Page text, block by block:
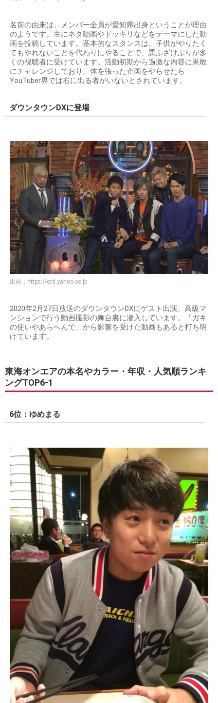
名前の由来は、メンバー全員が愛知県出身ということが理由
のようです。主にネタ動画やドッキリなどをテーマにした動
画を投稿しています。基本的なスタンスは、子供がやりたく
てもやれないことを代わりにやることで、悪ふざけぶりが多
くの視聴者に受けています。活動初期から過激な内容に果敢
にチャレンジしており、体を張った企画をやらせたら
YouTuber界では右に出る者がいないとされています。
ダウンタウンDXに登場
出典： https://ord.yahoo.co.jp
2020年2月27日放送のダウンタウンDXにゲスト出演、高級マ
ンションで行う動画撮影の舞台裏に潜入しています。「ガキ
の使いやあらへんで」から影響を受けた動画もあると打ち明
けています。
東海オンエアの本名やカラー・年収・人気順ランキ
ングTOP6-1
6位：ゆめまる